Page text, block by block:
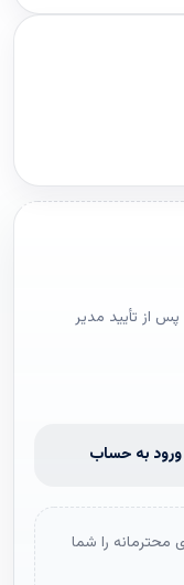
از تأیید مدیر
ورود به حساب
را شما